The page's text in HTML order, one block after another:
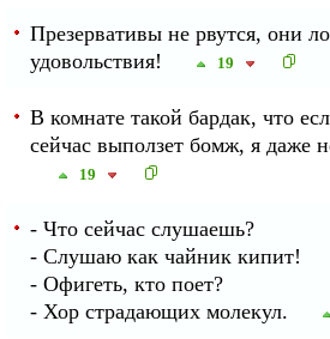
Презервативы не рвутся, они
удовольствия!
19
В комнате такой бардак, что
сейчас выползет бомж, я даже
19
- Что сейчас слушаешь?
- Слушаю как чайник кипит!
- Офигеть, кто поет?
- Хор страдающих молекул.